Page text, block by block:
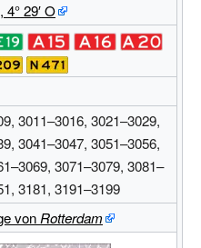
,4°29′O
3011–3016, 3021–3029,
3041–3047, 3051–3056,
3071–3079, 3081–
3181, 3191–3199
von Rotterdam